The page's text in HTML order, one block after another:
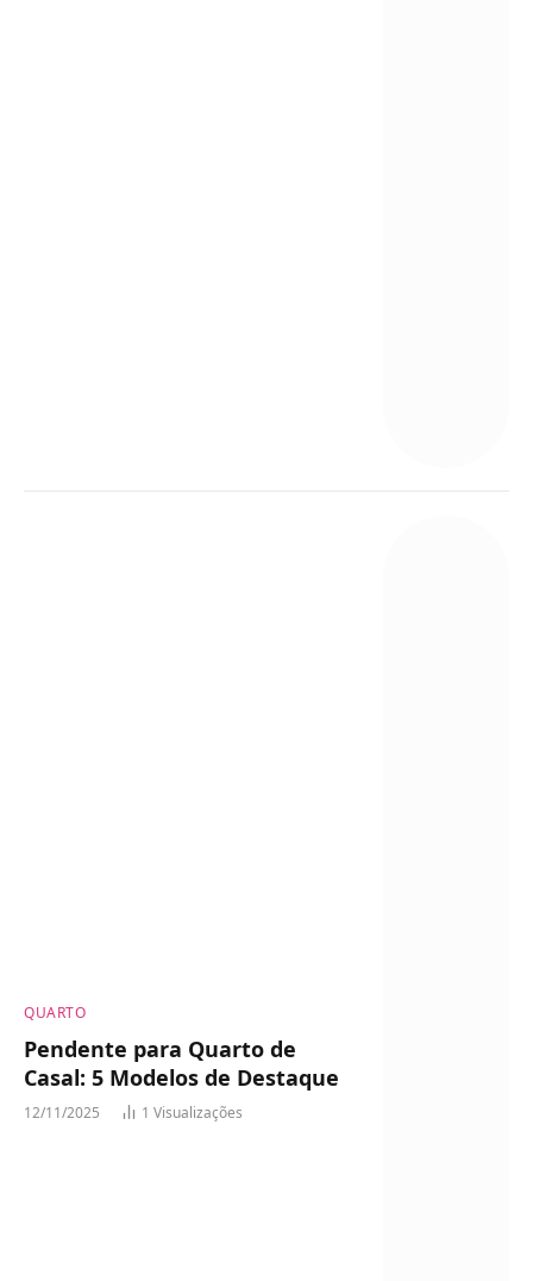
QUARTO
Pendente para Quarto de
Casal: 5 Modelos de Destaque
12/11/2025 1 Visualizações